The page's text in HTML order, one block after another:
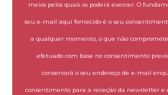
meios pelos quais os poderá exercer. O
seu e-mail aqui fornecido é o seu
a qualquer momento, o que não
efetuado com base no consentimento
conservará o seu endereço de e-mail
consentimento para a receção da newsletter